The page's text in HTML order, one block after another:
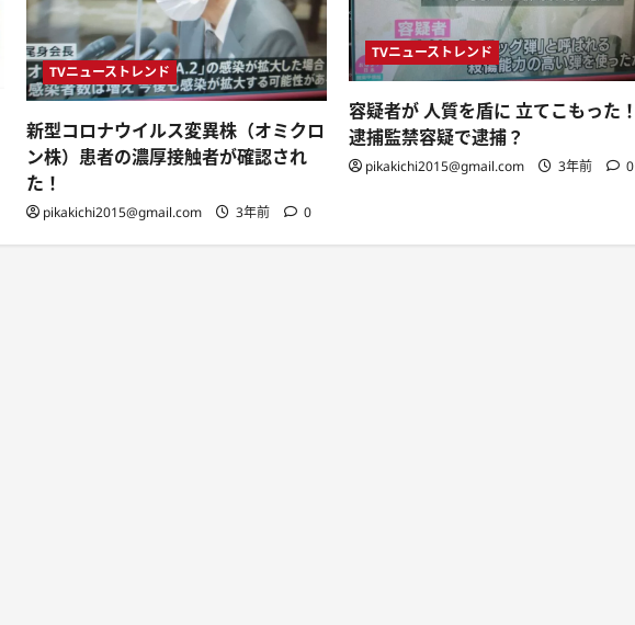
TVニューストレンド
新型コロナウイルス変異株（オミクロ
ン株）患者の濃厚接触者が確認され
た！
pikakichi2015@gmail.com 3年前 0
TVニューストレンド
容疑者が 人質を盾に 立てこもった！
逮捕監禁容疑で逮捕？
pikakichi2015@gmail.com 3年前 0